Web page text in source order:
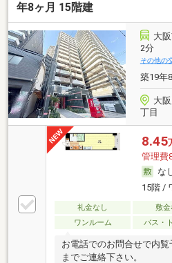
年8ヶ月 15階建
大
2分
その他の
築19年
大
丁目
8.45
管理費
な
15階 /
礼金なし 敷金
ワンルーム
バス・
お電話でのお問合せで内覧
までご連絡下さい。